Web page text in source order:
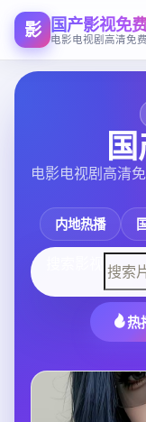
影 国产影视免
电影电视剧高清免
电影电视剧高清
内地热播
热